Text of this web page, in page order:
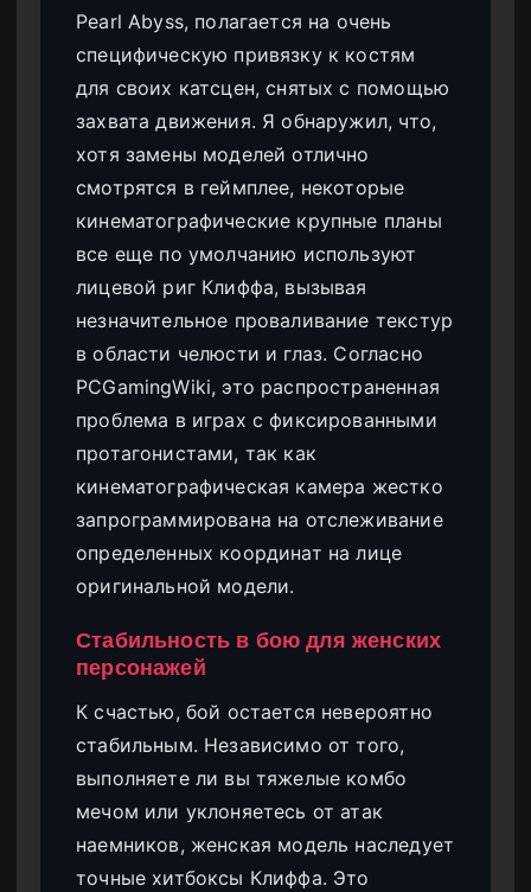
Pearl Abyss, полагается на очень
специфическую привязку к костям
для своих катсцен, снятых с помощью
захвата движения. Я обнаружил, что,
хотя замены моделей отлично
смотрятся в геймплее, некоторые
кинематографические крупные планы
все еще по умолчанию используют
лицевой риг Клиффа, вызывая
незначительное проваливание текстур
в области челюсти и глаз. Согласно
PCGamingWiki, это распространенная
проблема в играх с фиксированными
протагонистами, так как
кинематографическая камера жестко
запрограммирована на отслеживание
определенных координат на лице
оригинальной модели.
Стабильность в бою для женских
персонажей
К счастью, бой остается невероятно
стабильным. Независимо от того,
выполняете ли вы тяжелые комбо
мечом или уклоняетесь от атак
наемников, женская модель наследует
точные хитбоксы Клиффа. Это